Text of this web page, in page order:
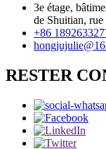
3e étage,
de Shuitian,
+86
RESTER